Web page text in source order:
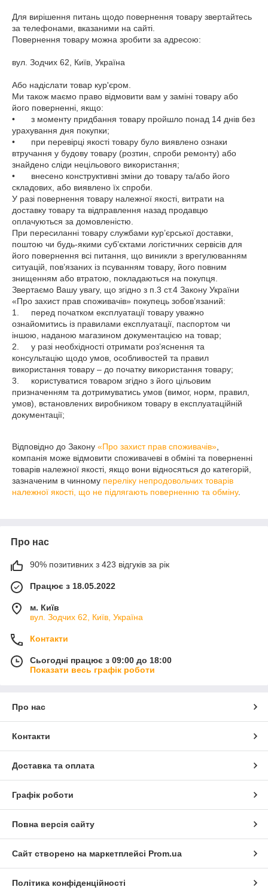
Для вирішення питань щодо повернення товару звертайтесь
за телефонами, вказаними на сайті.
Повернення товару можна зробити за адресою:
вул. Зодчих 62, Київ, Україна
Або надіслати товар кур'єром.
Ми також маємо право відмовити вам у заміні товару або
його поверненні, якщо:
•	з моменту придбання товару пройшло понад 14 днів без
урахування дня покупки;
•	при перевірці якості товару було виявлено ознаки
втручання у будову товару (розтин, спроби ремонту) або
знайдено сліди нецільового використання;
•	внесено конструктивні зміни до товару та/або його
складових, або виявлено їх спроби.
У разі повернення товару належної якості, витрати на
доставку товару та відправлення назад продавцю
оплачуються за домовленістю.
При пересиланні товару службами кур’єрської доставки,
поштою чи будь-якими суб’єктами логістичних сервісів для
його повернення всі питання, що виникли з врегулюванням
ситуацій, пов’язаних із псуванням товару, його повним
знищенням або втратою, покладаються на покупця.
Звертаємо Вашу увагу, що згідно з п.3 ст.4 Закону України
«Про захист прав споживачів» покупець зобов’язаний:
1.	перед початком експлуатації товару уважно
ознайомитись із правилами експлуатації, паспортом чи
іншою, наданою магазином документацією на товар;
2.	у разі необхідності отримати роз’яснення та
консультацію щодо умов, особливостей та правил
використання товару – до початку використання товару;
3.	користуватися товаром згідно з його цільовим
призначенням та дотримуватись умов (вимог, норм, правил,
умов), встановлених виробником товару в експлуатаційній
документації;
Відповідно до Закону «Про захист прав споживачів»
компанія може відмовити споживачеві в обміні та поверненні
товарів належної якості, якщо вони відносяться до категорій,
зазначеним в чинному переліку непродовольчих товарів
належної якості, що не підлягають поверненню та обміну.
Про нас
90% позитивних з 423 відгуків за рік
Працює з 18.05.2022
м. Київ
вул. Зодчих 62, Київ, Україна
Контакти
Сьогодні працює з 09:00 до 18:00
Показати весь графік роботи
Про нас
Контакти
Доставка та оплата
Графік роботи
Повна версія сайту
Сайт створено на маркетплейсі Prom.ua
Політика конфіденційності